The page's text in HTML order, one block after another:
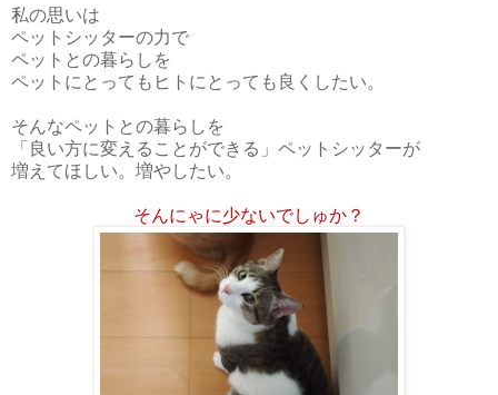
私の思いは
ペットシッターの力で
ペットとの暮らしを
ペットにとってもヒトにとっても良くしたい。
そんなペットとの暮らしを
「良い方に変えることができる」ペットシッターが
増えてほしい。増やしたい。
そんにゃに少ないでしゅか？